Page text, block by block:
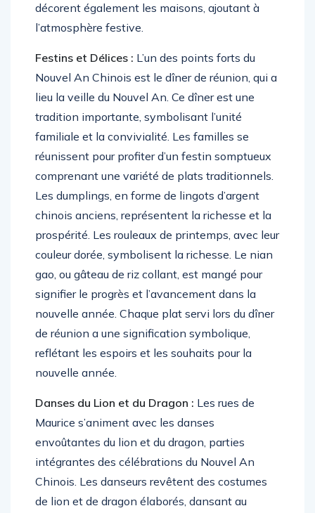
décorent également les maisons, ajoutant à
l’atmosphère festive.
Festins et Délices : L’un des points forts du
Nouvel An Chinois est le dîner de réunion, qui a
lieu la veille du Nouvel An. Ce dîner est une
tradition importante, symbolisant l’unité
familiale et la convivialité. Les familles se
réunissent pour profiter d’un festin somptueux
comprenant une variété de plats traditionnels.
Les dumplings, en forme de lingots d’argent
chinois anciens, représentent la richesse et la
prospérité. Les rouleaux de printemps, avec leur
couleur dorée, symbolisent la richesse. Le nian
gao, ou gâteau de riz collant, est mangé pour
signifier le progrès et l’avancement dans la
nouvelle année. Chaque plat servi lors du dîner
de réunion a une signification symbolique,
reflétant les espoirs et les souhaits pour la
nouvelle année.
Danses du Lion et du Dragon : Les rues de
Maurice s’animent avec les danses
envoûtantes du lion et du dragon, parties
intégrantes des célébrations du Nouvel An
Chinois. Les danseurs revêtent des costumes
de lion et de dragon élaborés, dansant au